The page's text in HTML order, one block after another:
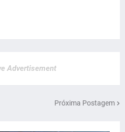
Advertisement
Próxima Postagem